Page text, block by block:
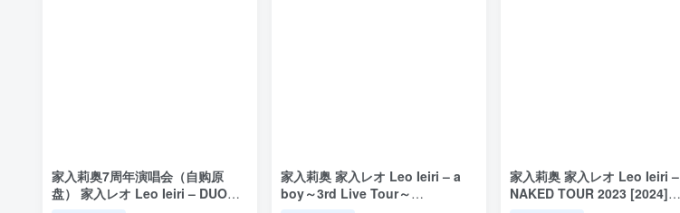
家入莉奥7周年演唱会（自购原
盘） 家入レオ Leo Ieiri – DUO
家入莉奥 家入レオ Leo Ieiri – a
boy～3rd Live Tour～
家入莉奥 家入レオ Leo Ieiri –
NAKED TOUR 2023 [2024]